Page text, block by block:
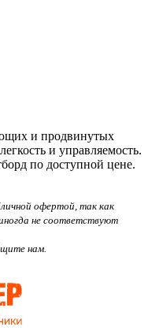
и продвинутых
и управляемость.
по доступной цене.
офертой, так как
не соответствуют
нам.